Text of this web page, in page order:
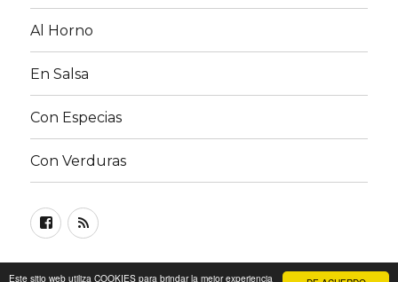
Este sitio web utiliza COOKIES para brindar la mejor experiencia
Al Horno
En Salsa
Con Especias
Con Verduras
Facebook
RSS
© Recetas de Pollo | Lea nuestra Política de privacidad